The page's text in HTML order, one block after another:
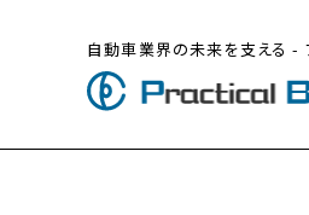
自動車業界の未来を支える -